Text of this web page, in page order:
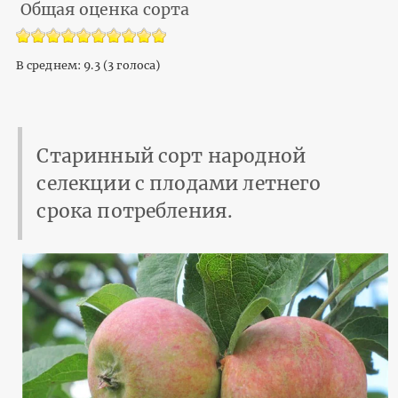
Общая оценка сорта
В среднем: 9.3 (3 голоса)
Старинный сорт народной
селекции с плодами летнего
срока потребления.